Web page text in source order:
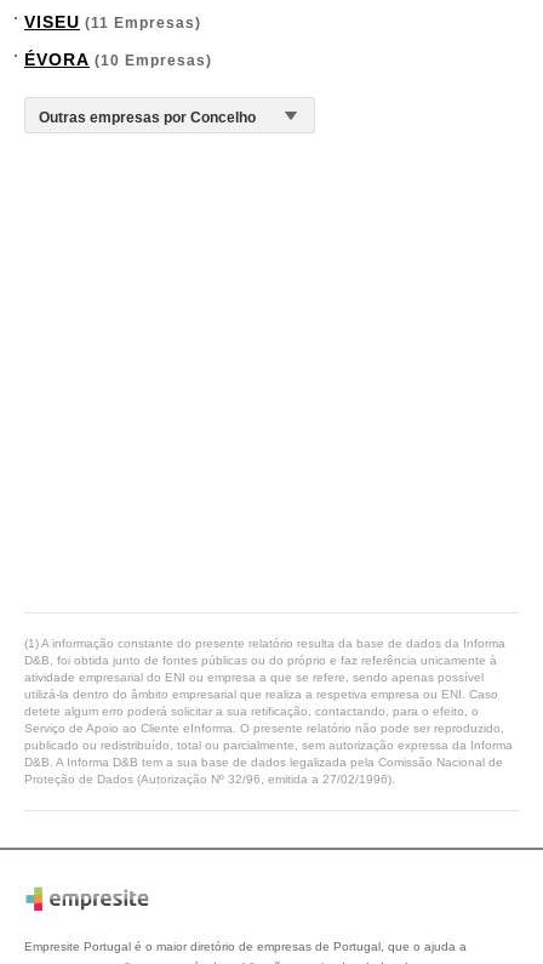
VISEU (11 Empresas)
ÉVORA (10 Empresas)
(1) A informação constante do presente relatório resulta da base de dados da Informa
D&B, foi obtida junto de fontes públicas ou do próprio e faz referência unicamente à
atividade empresarial do ENI ou empresa a que se refere, sendo apenas possível
utilizá-la dentro do âmbito empresarial que realiza a respetiva empresa ou ENI. Caso
detete algum erro poderá solicitar a sua retificação, contactando, para o efeito, o
Serviço de Apoio ao Cliente eInforma. O presente relatório não pode ser reproduzido,
publicado ou redistribuído, total ou parcialmente, sem autorização expressa da Informa
D&B. A Informa D&B tem a sua base de dados legalizada pela Comissão Nacional de
Proteção de Dados (Autorização Nº 32/96, emitida a 27/02/1996).
Empresite Portugal é o maior diretório de empresas de Portugal, que o ajuda a